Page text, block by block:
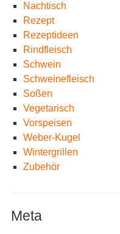
Nachtisch
Rezept
Rezeptideen
Rindfleisch
Schwein
Schweinefleisch
Soßen
Vegetarisch
Vorspeisen
Weber-Kugel
Wintergrillen
Zubehör
Meta